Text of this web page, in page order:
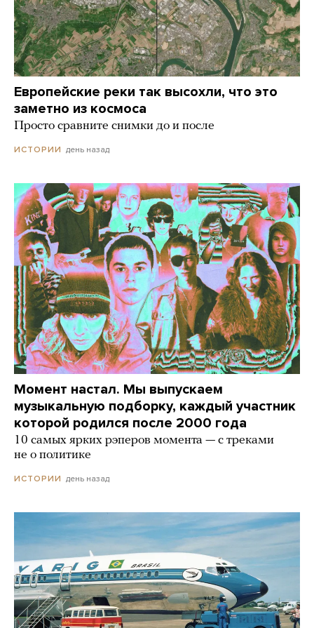
Европейские реки так высохли, что это
заметно из космоса
Просто сравните снимки до и после
ИСТОРИИ день назад
Момент настал. Мы выпускаем
музыкальную подборку, каждый участник
которой родился после 2000 года
10 самых ярких рэперов момента — с треками
не о политике
ИСТОРИИ день назад